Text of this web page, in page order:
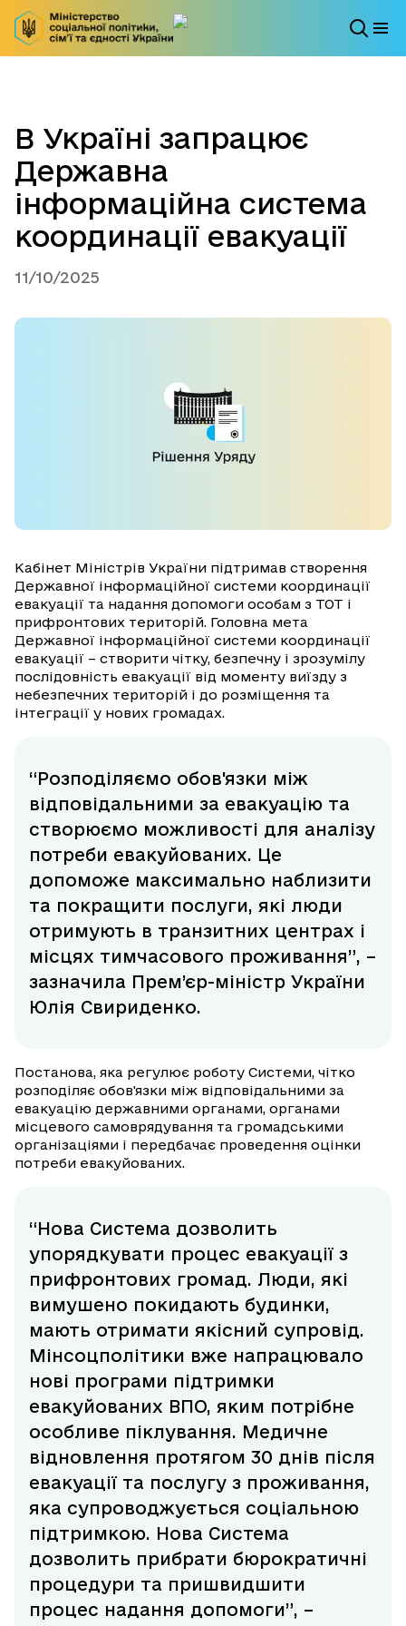
В Україні запрацює
Державна
інформаційна система
координації евакуації
11/10/2025
Кабінет Міністрів України підтримав створення
Державної інформаційної системи координації
евакуації та надання допомоги особам з ТОТ і
прифронтових територій. Головна мета
Державної інформаційної системи координації
евакуації – створити чітку, безпечну і зрозумілу
послідовність евакуації від моменту виїзду з
небезпечних територій і до розміщення та
інтеграції у нових громадах.
“Розподіляємо обов'язки між
відповідальними за евакуацію та
створюємо можливості для аналізу
потреби евакуйованих. Це
допоможе максимально наблизити
та покращити послуги, які люди
отримують в транзитних центрах і
місцях тимчасового проживання”, –
зазначила Прем’єр-міністр України
Юлія Свириденко.
Постанова, яка регулює роботу Системи, чітко
розподіляє обов'язки між відповідальними за
евакуацію державними органами, органами
місцевого самоврядування та громадськими
організаціями і передбачає проведення оцінки
потреби евакуйованих.
“Нова Система дозволить
упорядкувати процес евакуації з
прифронтових громад. Люди, які
вимушено покидають будинки,
мають отримати якісний супровід.
Мінсоцполітики вже напрацювало
нові програми підтримки
евакуйованих ВПО, яким потрібне
особливе піклування. Медичне
відновлення протягом 30 днів після
евакуації та послугу з проживання,
яка супроводжується соціальною
підтримкою. Нова Система
дозволить прибрати бюрократичні
процедури та пришвидшити
процес надання допомоги”, –